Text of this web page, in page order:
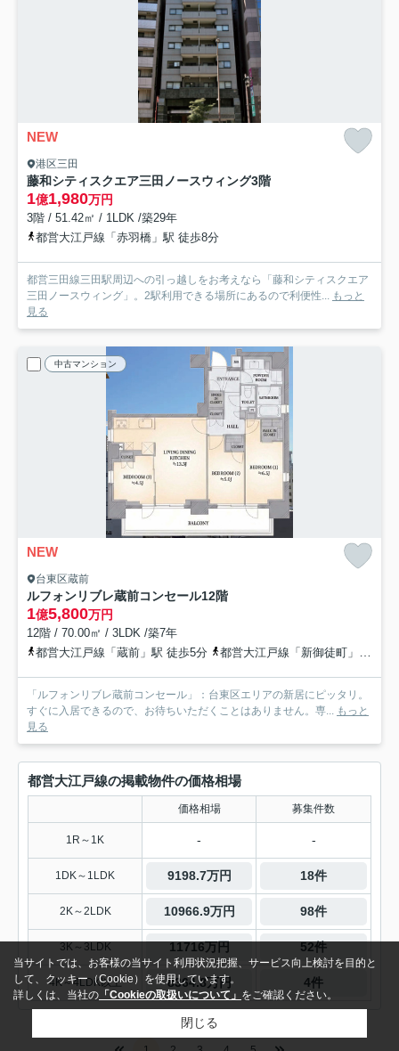
NEW
港区三田
藤和シティスクエア三田ノースウィング3階
1億1,980万円
3階 / 51.42㎡ / 1LDK /築29年
都営大江戸線「赤羽橋」駅 徒歩8分
都営三田線三田駅周辺への引っ越しをお考えなら「藤和シティスクエア
三田ノースウィング」。2駅利用できる場所にあるので利便性... もっと
見る
中古マンション
NEW
台東区蔵前
ルフォンリブレ蔵前コンセール12階
1億5,800万円
12階 / 70.00㎡ / 3LDK /築7年
都営大江戸線「蔵前」駅 徒歩5分
都営大江戸線「新御徒町」駅 徒歩11分
「ルフォンリブレ蔵前コンセール」：台東区エリアの新居にピッタリ。
すぐに入居できるので、お待ちいただくことはありません。専... もっと
見る
都営大江戸線の掲載物件の価格相場
価格相場 募集件数
1R～1K - -
1DK～1LDK 9198.7万円 18件
2K～2LDK 10966.9万円 98件
3K～3LDK 11716万円 52件
4K～4LDK以上 8364.8万円 4件
当サイトでは、お客様の当サイト利用状況把握、サービス向上検討を目的と
して、クッキー（Cookie）を使用しています。
詳しくは、当社の 「Cookieの取扱いについて」 をご確認ください。
閉じる